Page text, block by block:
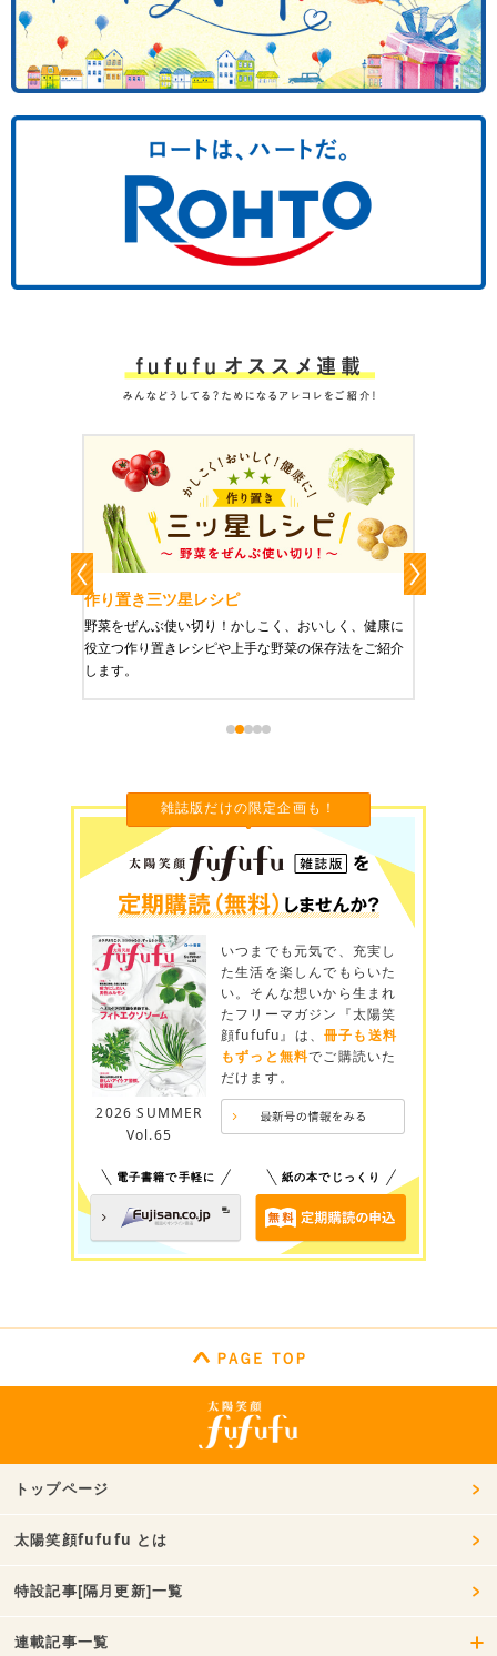
作り置き三ツ星レシピ
野菜をぜんぶ使い切り！かしこく、おいしく、健康に
役立つ作り置きレシピや上手な野菜の保存法をご紹介
します。
雑誌版だけの限定企画も！
2026 SUMMER
Vol.65
いつまでも元気で、充実し
た生活を楽しんでもらいた
い。そんな想いから生まれ
たフリーマガジン『太陽笑
顔fufufu』は、 冊子も送料
もずっと無料でご購読いた
だけます。
電子書籍で手軽に 紙の本でじっくり
トップページ
太陽笑顔fufufu とは
特設記事[隔月更新]一覧
連載記事一覧